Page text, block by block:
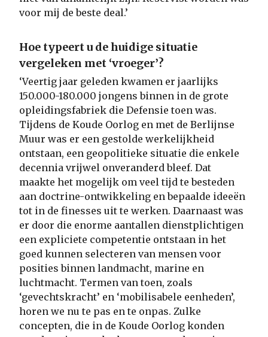
voor mij de beste deal.’
Hoe typeert u de huidige situatie
vergeleken met ‘vroeger’?
‘Veertig jaar geleden kwamen er jaarlijks
150.000-180.000 jongens binnen in de grote
opleidingsfabriek die Defensie toen was.
Tijdens de Koude Oorlog en met de Berlijnse
Muur was er een gestolde werkelijkheid
ontstaan, een geopolitieke situatie die enkele
decennia vrijwel onveranderd bleef. Dat
maakte het mogelijk om veel tijd te besteden
aan doctrine-ontwikkeling en bepaalde ideeën
tot in de finesses uit te werken. Daarnaast was
er door die enorme aantallen dienstplichtigen
een expliciete competentie ontstaan in het
goed kunnen selecteren van mensen voor
posities binnen landmacht, marine en
luchtmacht. Termen van toen, zoals
‘gevechtskracht’ en ‘mobilisabele eenheden’,
horen we nu te pas en te onpas. Zulke
concepten, die in de Koude Oorlog konden